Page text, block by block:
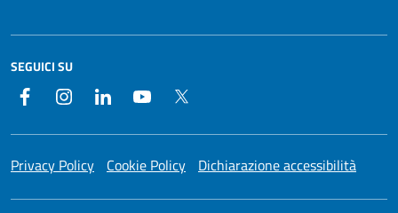
SEGUICI SU
Facebook InstagramLinkedIn YouTube
Privacy Policy Cookie Policy Dichiarazione accessibilità